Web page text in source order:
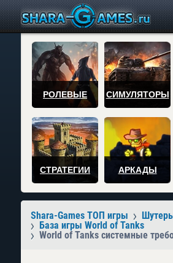
РОЛЕВЫЕ СИМУЛЯТОРЫ
СТРАТЕГИИ АРКАДЫ
Shara-Games ТОП игры
База игры World of Tanks
World of Tanks системные